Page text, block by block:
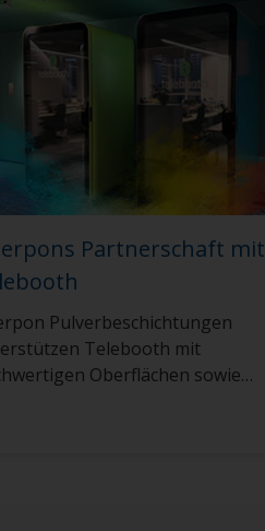
Partnerschaft mit
Pulverbeschichtungen
Telebooth mit
Oberflächen sowie